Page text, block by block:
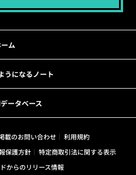
ム
うになるノート
ータベース
載のお問い合わせ
利用規約
保護方針
特定商取引法に関する表示
からのリリース情報